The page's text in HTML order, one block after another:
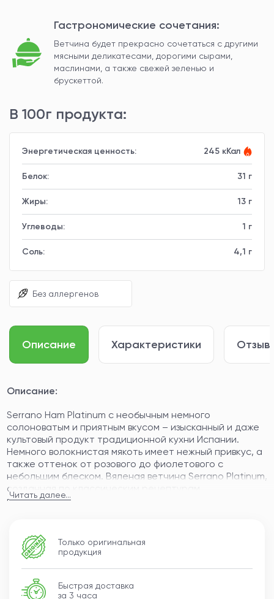
Гастрономические сочетания:
Ветчина будет прекрасно сочетаться с другими
мясными деликатесами, дорогими сырами,
маслинами, а также свежей зеленью и
брускеттой.
В 100г продукта:
Энергетическая ценность: 245 кКал
Белок: 31 г
Жиры: 13 г
Углеводы: 1 г
Соль: 4,1 г
Без аллергенов
Описание Характеристики
Описание:
Serrano Ham Platinum с необычным немного
солоноватым и приятным вкусом – изысканный и даже
культовый продукт традиционной кухни Испании.
Немного волокнистая мякоть имеет нежный привкус, а
также оттенок от розового до фиолетового с
небольшим блеском. Вяленая ветчина Serrano Platinum,
созданная по классическим рецептурам,
представляет из себя полностью натуральный
ПРОФИЛЬ ВКУСА
Деликатес изготовляют из задних конечностей белых
свиней-несушек, которых разводят в условиях
отличается своим неповторимым качеством, поэтому
Читать далее...
Только оригинальная
продукция
Быстрая доставка
за 3 часа